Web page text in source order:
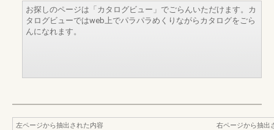
お探しのページは「カタログビュー」でごらんいただけます。カ
タログビューではweb上でパラパラめくりながらカタログをごら
んになれます。
左ページから抽出された内容
右ページから抽出